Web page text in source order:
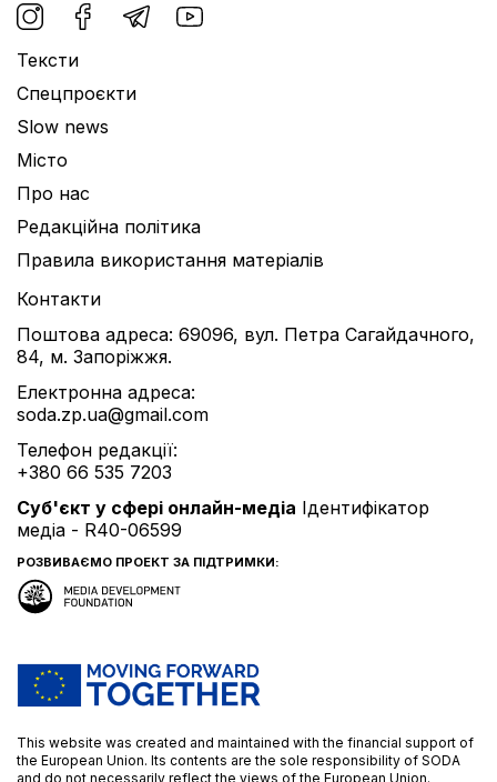
Тексти
Спецпроєкти
Slow news
Місто
Про нас
Редакційна політика
Правила використання матеріалів
Контакти
Поштова адреса: 69096, вул. Петра Сагайдачного,
84, м. Запоріжжя.
Електронна адреса:
soda.zp.ua@gmail.com
Телефон редакції:
+380 66 535 7203
Cуб'єкт у сфері онлайн-медіа Ідентифікатор
медіа - R40-06599
РОЗВИВАЄМО ПРОЕКТ ЗА ПІДТРИМКИ:
This website was created and maintained with the financial support of
the European Union. Its contents are the sole responsibility of SODA
and do not necessarily reflect the views of the European Union.